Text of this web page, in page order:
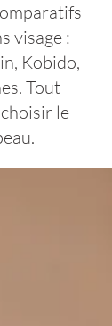
visage :
Kobido,
Tout
le